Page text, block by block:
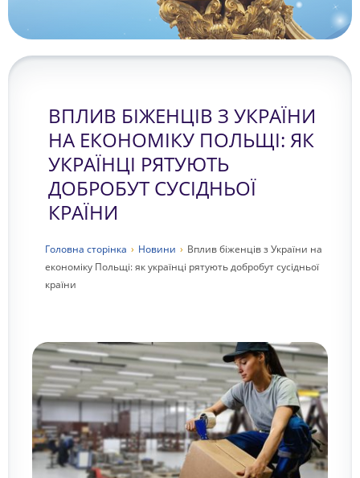
ВПЛИВ БІЖЕНЦІВ З УКРАЇНИ
НА ЕКОНОМІКУ ПОЛЬЩІ: ЯК
УКРАЇНЦІ РЯТУЮТЬ
ДОБРОБУТ СУСІДНЬОЇ
КРАЇНИ
Головна сторiнка › Новини › Вплив біженців з України на
економіку Польщі: як українці рятують добробут сусідньої
країни